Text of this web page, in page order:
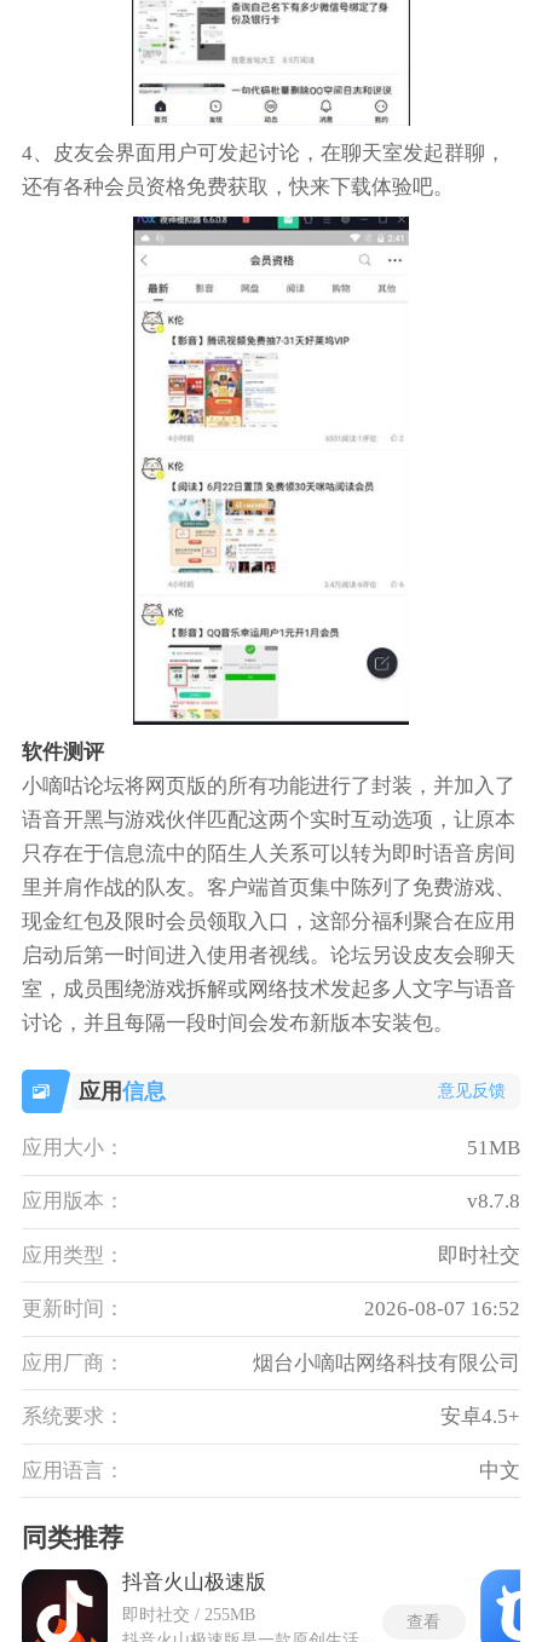
4、皮友会界面用户可发起讨论，在聊天室发起群聊，
还有各种会员资格免费获取，快来下载体验吧。
软件测评
小嘀咕论坛将网页版的所有功能进行了封装，并加入了
语音开黑与游戏伙伴匹配这两个实时互动选项，让原本
只存在于信息流中的陌生人关系可以转为即时语音房间
里并肩作战的队友。客户端首页集中陈列了免费游戏、
现金红包及限时会员领取入口，这部分福利聚合在应用
启动后第一时间进入使用者视线。论坛另设皮友会聊天
室，成员围绕游戏拆解或网络技术发起多人文字与语音
讨论，并且每隔一段时间会发布新版本安装包。
应用信息 意见反馈
应用大小： 51MB
应用版本： v8.7.8
应用类型： 即时社交
更新时间： 2026-08-07 16:52
应用厂商： 烟台小嘀咕网络科技有限公司
系统要求： 安卓4.5+
应用语言： 中文
同类推荐
抖音火山极速版
即时社交 / 255MB
查看